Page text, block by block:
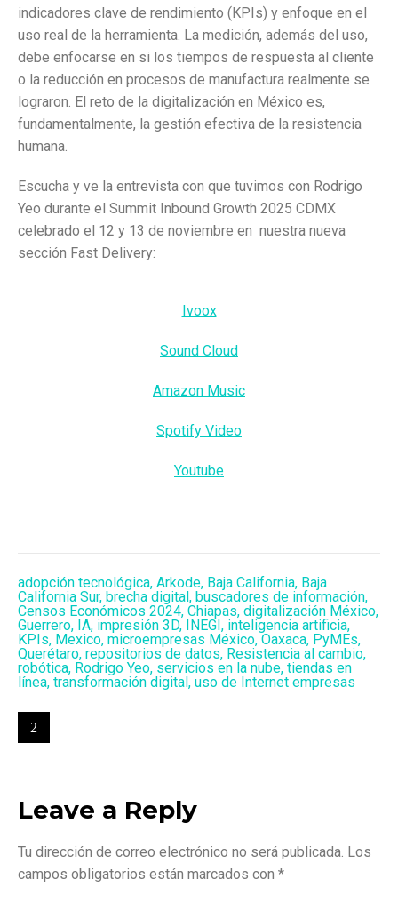
indicadores clave de rendimiento (KPIs) y enfoque en el
uso real de la herramienta. La medición, además del uso,
debe enfocarse en si los tiempos de respuesta al cliente
o la reducción en procesos de manufactura realmente se
lograron. El reto de la digitalización en México es,
fundamentalmente, la gestión efectiva de la resistencia
humana.
Escucha y ve la entrevista con que tuvimos con Rodrigo
Yeo durante el Summit Inbound Growth 2025 CDMX
celebrado el 12 y 13 de noviembre en nuestra nueva
sección Fast Delivery:
Ivoox
Sound Cloud
Amazon Music
Spotify Video
Youtube
adopción tecnológica, Arkode, Baja California, Baja
California Sur, brecha digital, buscadores de información,
Censos Económicos 2024, Chiapas, digitalización México,
Guerrero, IA, impresión 3D, INEGI, inteligencia artificia,
KPIs, Mexico, microempresas México, Oaxaca, PyMEs,
Querétaro, repositorios de datos, Resistencia al cambio,
robótica, Rodrigo Yeo, servicios en la nube, tiendas en
línea, transformación digital, uso de Internet empresas
Leave a Reply
Tu dirección de correo electrónico no será publicada. Los
campos obligatorios están marcados con *